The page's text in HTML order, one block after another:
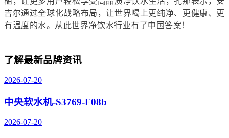
吉尔通过全球化战略布局 ，让世界喝上更纯净、更健康、更
有温度的水。从此世界净饮水行业有了中国答案！
了解最新品牌资讯
2026-07-20
中央软水机-S3769-F08b
2026-07-20